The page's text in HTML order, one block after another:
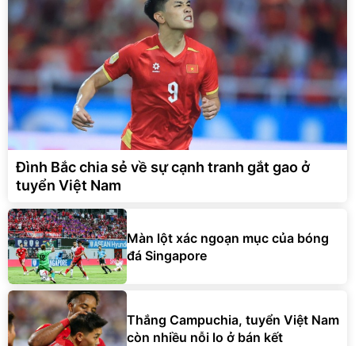
Đình Bắc chia sẻ về sự cạnh tranh gắt gao ở
tuyển Việt Nam
Màn lột xác ngoạn mục của bóng
đá Singapore
Thắng Campuchia, tuyển Việt Nam
còn nhiều nỗi lo ở bán kết